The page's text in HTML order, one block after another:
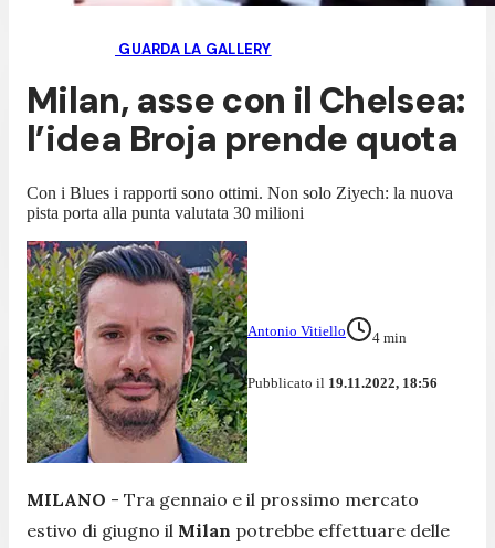
GUARDA LA GALLERY
Milan, asse con il Chelsea:
l’idea Broja prende quota
Con i Blues i rapporti sono ottimi. Non solo Ziyech: la nuova
pista porta alla punta valutata 30 milioni
Antonio Vitiello 4 min
Pubblicato il 19.11.2022, 18:56
MILANO - Tra gennaio e il prossimo mercato
estivo di giugno il Milan potrebbe effettuare delle